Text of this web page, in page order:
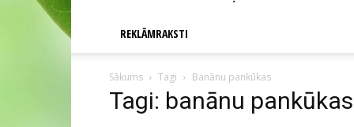
REKLĀMRAKSTI
Sākums Tagi Banānu pankūkas
Tagi: banānu pankūkas